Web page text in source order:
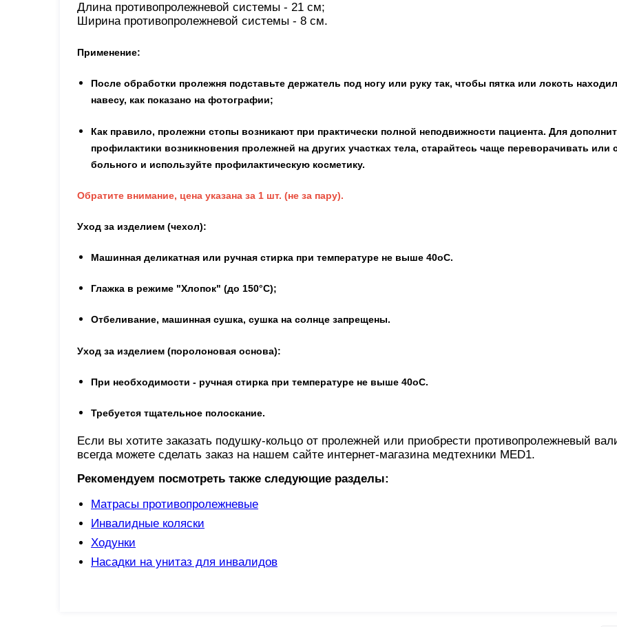
Длина противопролежневой системы - 21 см;
Ширина противопролежневой системы - 8 см.
Применение:
После обработки пролежня подставьте держатель под ногу или руку так, чтобы пятка или локоть
навесу, как показано на фотографии;
Как правило, пролежни стопы возникают при практически полной неподвижности пациента. Для
профилактики возникновения пролежней на других участках тела, старайтесь чаще переворачивать или
больного и используйте профилактическую косметику.
Обратите внимание, цена указана за 1 шт. (не за пару).
Уход за изделием (чехол):
Машинная деликатная или ручная стирка при температуре не выше 40оС.
Глажка в режиме "Хлопок" (до 150°С);
Отбеливание, машинная сушка, сушка на солнце запрещены.
Уход за изделием (поролоновая основа):
При необходимости - ручная стирка при температуре не выше 40оС.
Требуется тщательное полоскание.
Если вы хотите заказать подушку-кольцо от пролежней или приобрести противопролежневый
всегда можете сделать заказ на нашем сайте интернет-магазина медтехники MED1.
Рекомендуем посмотреть также следующие разделы:
Матрасы противопролежневые
Инвалидные коляски
Ходунки
Насадки на унитаз для инвалидов